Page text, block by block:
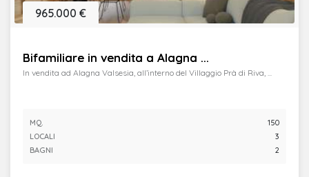
Bifamiliare in vendita a Alagna ...
965.000 €
In vendita ad Alagna Valsesia, all’interno del Villaggio Prà di Riva, ...
MQ.
150
LOCALI
3
BAGNI
2